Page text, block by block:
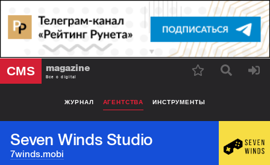
CMS magazine
Все о digital
ЖУРНАЛ АГЕНТСТВА ИНСТРУМЕНТЫ
Seven Winds Studio
7winds.mobi